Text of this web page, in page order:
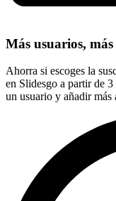
Más usuarios, más
Ahorra si escoges la
en Slidesgo a partir de 3
un usuario y añadir más